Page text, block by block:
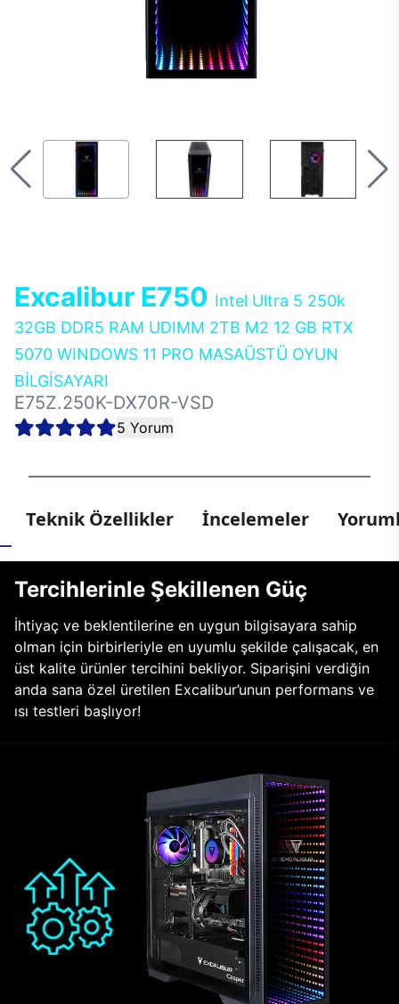
Excalibur E750 Intel Ultra 5 250k
32GB DDR5 RAM UDIMM 2TB M2 12 GB RTX
5070 WINDOWS 11 PRO MASAÜSTÜ OYUN
BİLGİSAYARI
E75Z.250K-DX70R-VSD
5 Yorum
Teknik Özellikler İncelemeler
Tercihlerinle Şekillenen Güç
İhtiyaç ve beklentilerine en uygun bilgisayara sahip
olman için birbirleriyle en uyumlu şekilde çalışacak, en
üst kalite ürünler tercihini bekliyor. Siparişini verdiğin
anda sana özel üretilen Excalibur’unun performans ve
ısı testleri başlıyor!